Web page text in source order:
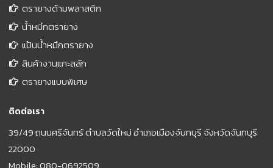
ตรายางด้ามพลาสติก
น้ำหมึกตรายาง
แป้นน้ำหมึกตรายาง
สินค้างานแกะสลัก
ตรายางแบบพิเศษ
ติดต่อเรา
39/49 ถนนศรีจันทร์ ตำบลวัดใหม่ อำเภอเมืองจันทบุรี จังหวัดจันทบุรี
22000